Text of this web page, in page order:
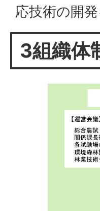
応技術の開
3組織体